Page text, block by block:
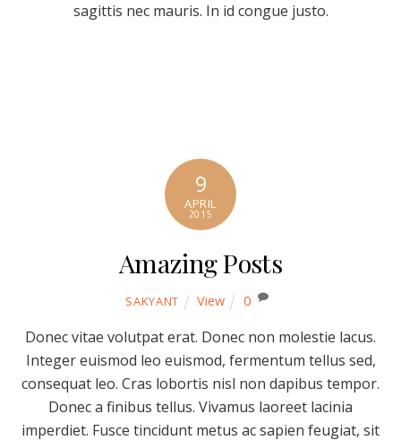
sagittis nec mauris. In id congue justo.
9
APRIL
2015
Amazing Posts
SAKYANT View 0
Donec vitae volutpat erat. Donec non molestie lacus.
Integer euismod leo euismod, fermentum tellus sed,
consequat leo. Cras lobortis nisl non dapibus tempor.
Donec a finibus tellus. Vivamus laoreet lacinia
imperdiet. Fusce tincidunt metus ac sapien feugiat, sit